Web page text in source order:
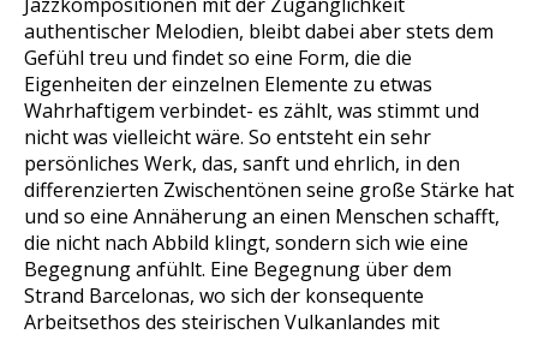
authentischer Melodien, bleibt dabei aber stets dem
Gefühl treu und findet so eine Form, die die
Eigenheiten der einzelnen Elemente zu etwas
Wahrhaftigem verbindet- es zählt, was stimmt und
nicht was vielleicht wäre. So entsteht ein sehr
persönliches Werk, das, sanft und ehrlich, in den
differenzierten Zwischentönen seine große Stärke hat
und so eine Annäherung an einen Menschen schafft,
die nicht nach Abbild klingt, sondern sich wie eine
Begegnung anfühlt. Eine Begegnung über dem
Strand Barcelonas, wo sich der konsequente
Arbeitsethos des steirischen Vulkanlandes mit